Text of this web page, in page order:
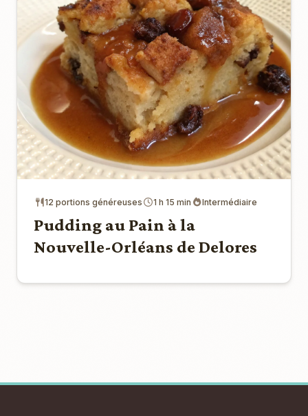
12 portions généreuses 1 h 15 min Intermédiaire
Pudding au Pain à la
Nouvelle-Orléans de Delores